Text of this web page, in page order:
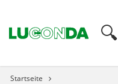
🔍︎
Startseite